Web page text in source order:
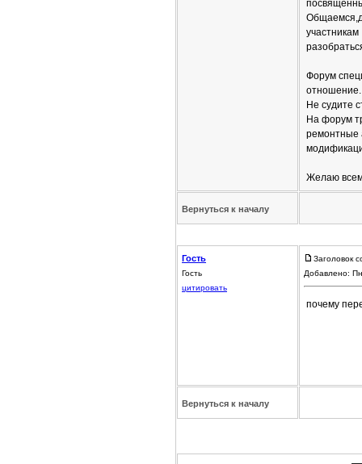
участникам
Форум
отношение.
Не судите
На форум
ремонтные
Желаю всем
Вернуться к началу
Гость
Гость
цитировать
Заголовок
Добавлено:
почему
Вернуться к началу